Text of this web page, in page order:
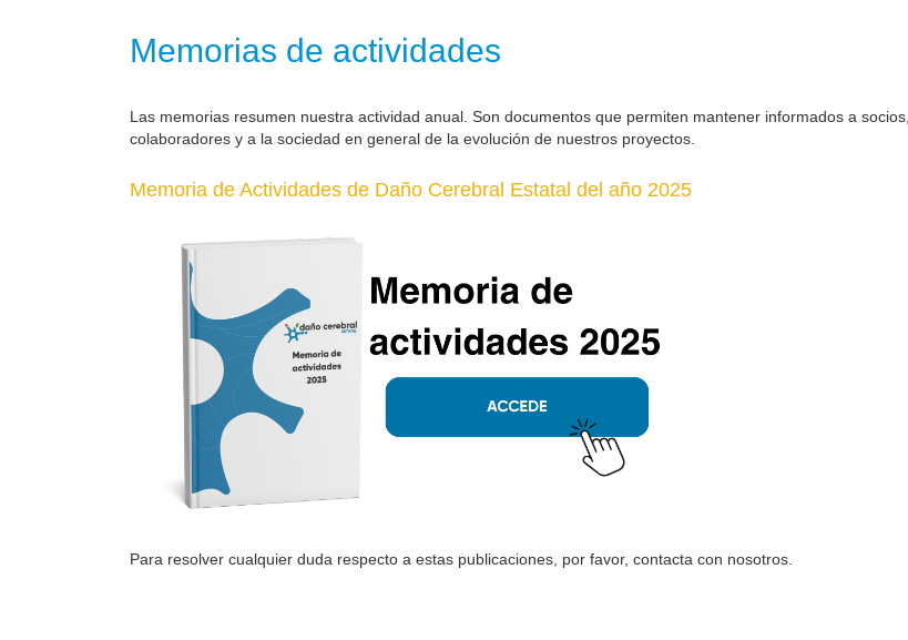
Memorias de actividades
Las memorias resumen nuestra actividad anual. Son documentos que permiten mantener informados a socios,
colaboradores y a la sociedad en general de la evolución de nuestros proyectos.
Memoria de Actividades de Daño Cerebral Estatal del año 2025
Para resolver cualquier duda respecto a estas publicaciones, por favor, contacta con nosotros.